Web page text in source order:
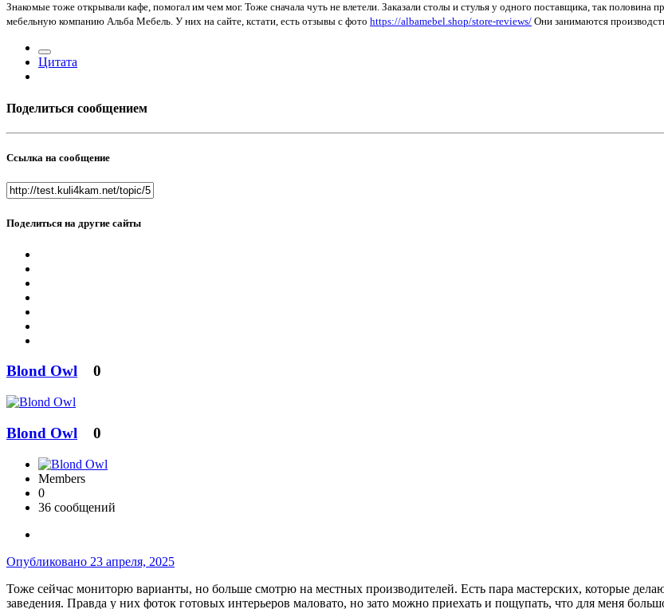
Знакомые тоже открывали кафе, помогал им чем мог. Тоже сначала чуть не влетели. Заказали столы и стулья у одного поставщика, так
мебельную компанию Альба Мебель. У них на сайте, кстати, есть отзывы с фото https://albamebel.shop/store-reviews/ Они занимаются
Цитата
Поделиться сообщением
Ссылка на сообщение
Поделиться на другие сайты
Blond Owl 0
Blond Owl 0
Members
0
36 сообщений
Опубликовано 23 апреля, 2025
Тоже сейчас мониторю варианты, но больше смотрю на местных производителей. Есть пара мастерских, которые
заведения. Правда у них фоток готовых интерьеров маловато, но зато можно приехать и пощупать, что для меня